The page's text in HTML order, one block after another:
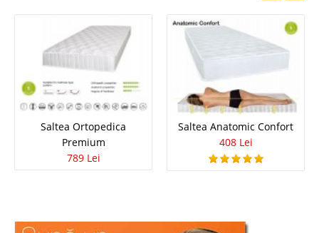
Saltea Ortopedica
Premium
789 Lei
Saltea Anatomic Confort
408 Lei